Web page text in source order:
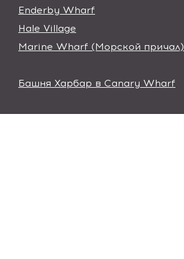
Enderby Wharf
Hale Village
Marine Wharf (Морской причал)
Башня Харбар в Canary Wharf